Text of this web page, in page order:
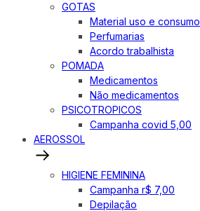
GOTAS
Material uso e consumo
Perfumarias
Acordo trabalhista
POMADA
Medicamentos
Não medicamentos
PSICOTROPICOS
Campanha covid 5,00
AEROSSOL
HIGIENE FEMININA
Campanha r$ 7,00
Depilação